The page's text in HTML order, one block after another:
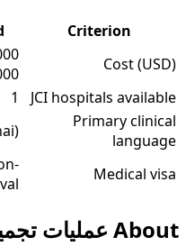
Criterion
Cost (USD)
JCI hospitals available
1
Primary clinical
language
Medical visa
About عمليات